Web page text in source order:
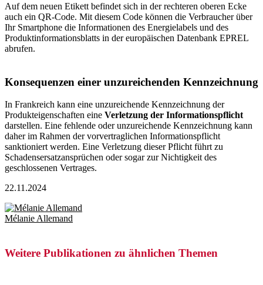
Auf dem neuen Etikett befindet sich in der rechteren oberen Ecke
auch ein QR-Code. Mit diesem Code können die Verbraucher über
Ihr Smartphone die Informationen des Energielabels und des
Produktinformationsblatts in der europäischen Datenbank EPREL
abrufen.
Konsequenzen einer unzureichenden Kennzeichnung
In Frankreich kann eine unzureichende Kennzeichnung der
Produkteigenschaften eine Verletzung der Informationspflicht
darstellen. Eine fehlende oder unzureichende Kennzeichnung kann
daher im Rahmen der vorvertraglichen Informationspflicht
sanktioniert werden. Eine Verletzung dieser Pflicht führt zu
Schadensersatzansprüchen oder sogar zur Nichtigkeit des
geschlossenen Vertrages.
22.11.2024
Mélanie Allemand
Weitere Publikationen zu ähnlichen Themen